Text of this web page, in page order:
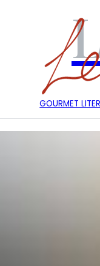
GOURMET